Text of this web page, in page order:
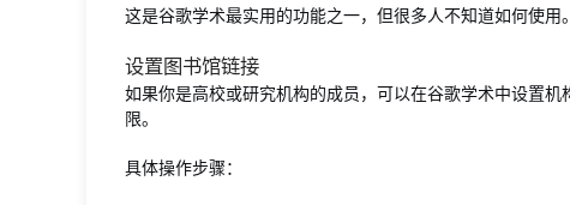
这是谷歌学术最实用的功能之一，但很多人不知道如何使用。
设置图书馆链接
如果你是高校或研究机构的成员，可以在谷歌学术中设置
限。
具体操作步骤：